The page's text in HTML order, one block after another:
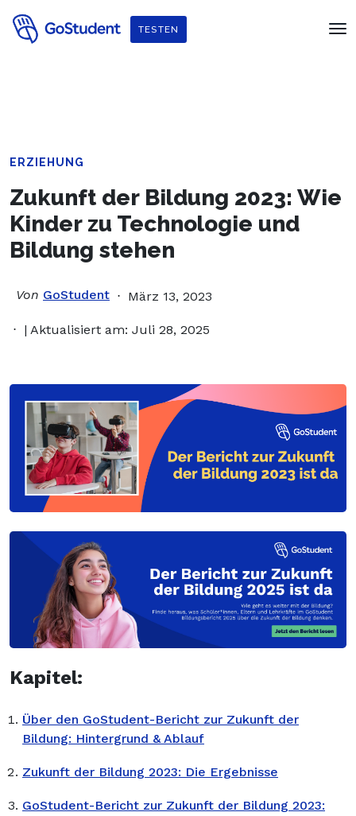
Verbessere dein Englisch und hol dir
Penguin Readers
TESTEN
ERZIEHUNG
Zukunft der Bildung 2023: Wie
Kinder zu Technologie und
Bildung stehen
Von GoStudent März 13, 2023
| Aktualisiert am: Juli 28, 2025
Kapitel:
Über den GoStudent-Bericht zur Zukunft der
Bildung: Hintergrund & Ablauf
Zukunft der Bildung 2023: Die Ergebnisse
GoStudent-Bericht zur Zukunft der Bildung 2023: